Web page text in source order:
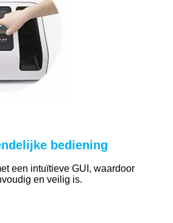
bediening
een intuïtieve GUI, waardoor
en veilig is.